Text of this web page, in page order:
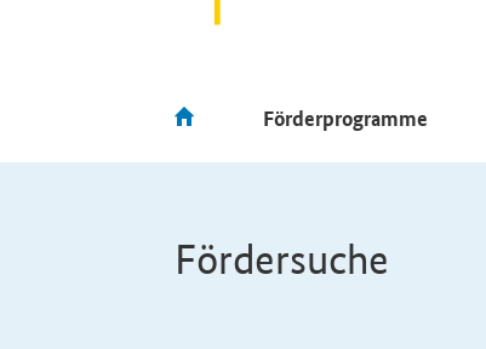
Förderprogramme
Fördersuche